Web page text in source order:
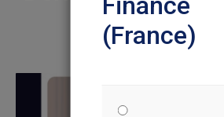
(France)
document explique